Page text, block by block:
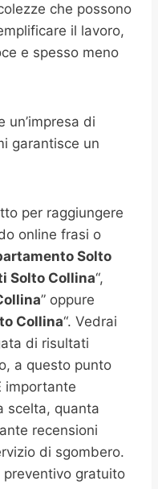
che possono
il lavoro,
e spesso meno
un’impresa di
garantisce un
per raggiungere
online frasi o
Solto
Solto Collina“,
” oppure
Collina“. Vedrai
di risultati
a questo punto
importante
scelta, quanta
recensioni
di sgombero.
gratuito